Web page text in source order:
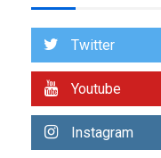
2
Twitter
Youtube
Instagram